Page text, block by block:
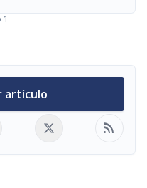
artículo
rss_feed